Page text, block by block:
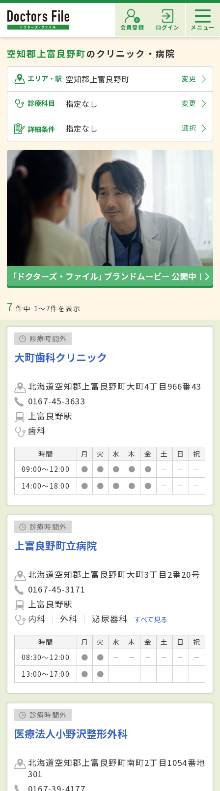
会員登録 ログイン メニュー
空知郡上富良野町のクリニック・病院
エリア・駅 空知郡上富良野町 変更
診療科目 指定なし 変更
詳細条件 指定なし 選択
7 件中 1〜7件を表示
診療時間外
大町歯科クリニック
北海道空知郡上富良野町大町4丁目966番43
0167-45-3633
上富良野駅
歯科
時間 月 火 水 木 金 土 日
祝
09:00～12:00
● ● ● ● ● － －
－
14:00～18:00
● ● ● ● ● － － －
診療時間外
上富良野町立病院
北海道空知郡上富良野町大町3丁目2番20号
0167-45-3171
上富良野駅
内科
外科 泌尿器科 すべて見る
時間 月 火 水 木 金 土 日
祝
08:30～12:00
● ● － － － － －
－
13:00～17:00
● ● － － － － － －
診療時間外
医療法人小野沢整形外科
北海道空知郡上富良野町南町2丁目1054番地
301
0167-39-4177